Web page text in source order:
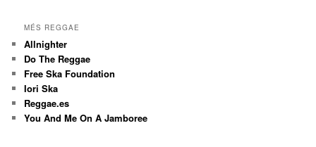
MÉS REGGAE
Allnighter
Do The Reggae
Free Ska Foundation
Iori Ska
Reggae.es
You And Me On A Jamboree